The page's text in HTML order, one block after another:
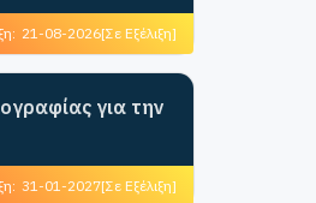
21-08-2026[Σε Εξέλιξη]
για την
31-01-2027[Σε Εξέλιξη]